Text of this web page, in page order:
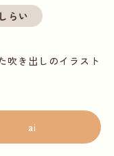
らい
吹き出しのイラスト
ai